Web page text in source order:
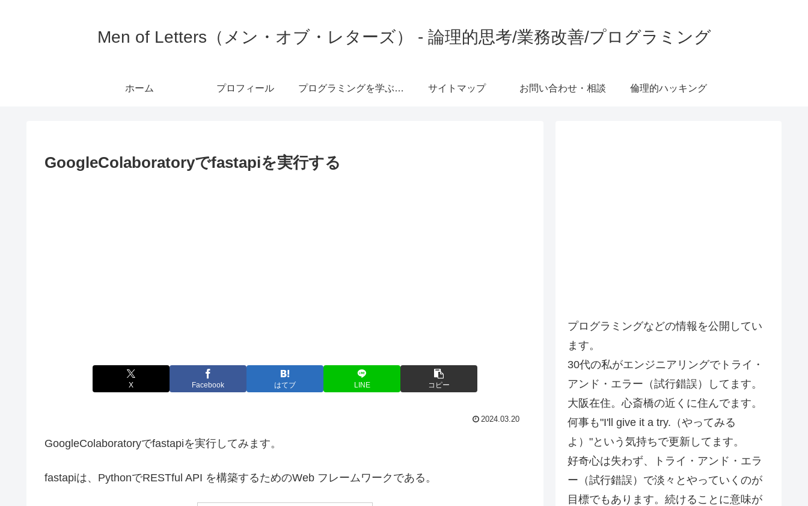
Men of Letters（メン・オブ・レターズ） - 論理的思考/業務改善/プログラミング
ホーム プロフィール プログラミングを学ぶ上で サイトマップ お問い合わせ・相談 倫理的ハッキング
GoogleColaboratoryでfastapiを実行する
X Facebook はてブ LINE コピー
2024.03.20
GoogleColaboratoryでfastapiを実行してみます。
fastapiは、PythonでRESTful API を構築するためのWeb フレームワークである。
プログラミングなどの情報を公開してい
ます。
30代の私がエンジニアリングでトライ・
アンド・エラー（試行錯誤）してます。
大阪在住。心斎橋の近くに住んでます。
何事も"I'll give it a try.（やってみる
よ）"という気持ちで更新してます。
好奇心は失わず、トライ・アンド・エラ
ー（試行錯誤）で淡々とやっていくのが
目標でもあります。続けることに意味が